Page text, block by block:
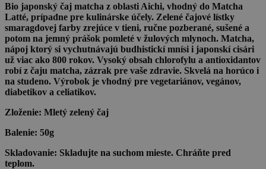
Bio japonský čaj matcha z oblasti Aichi, vhodný do Matcha
Latté, prípadne pre kulinárske účely. Zelené čajové lístky
smaragdovej farby zrejúce v tieni, ručne pozberané, sušené a
potom na jemný prášok pomleté v žulových mlynoch. Matcha,
nápoj ktorý si vychutnávajú budhistickí mnísi i japonskí cisári
už viac ako 800 rokov. Vysoký obsah chlorofylu a antioxidantov
robí z čaju matcha, zázrak pre vaše zdravie. Skvelá na horúco i
na studeno. Výrobok je vhodný pre vegetariánov, vegánov,
diabetikov a celiatikov.
Zloženie: Mletý zelený čaj
Balenie: 50g
Skladovanie: Skladujte na suchom mieste. Chráňte pred
teplom.